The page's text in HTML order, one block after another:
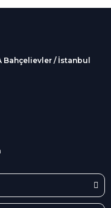
Bahçelievler / İstanbul